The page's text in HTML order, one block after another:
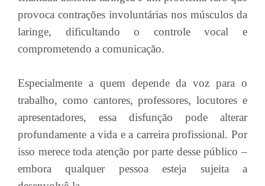
provoca contrações involuntárias nos músculos da
laringe, dificultando o controle vocal e
comprometendo a comunicação.
Especialmente a quem depende da voz para o
trabalho, como cantores, professores, locutores e
apresentadores, essa disfunção pode alterar
profundamente a vida e a carreira profissional. Por
isso merece toda atenção por parte desse público –
embora qualquer pessoa esteja sujeita a